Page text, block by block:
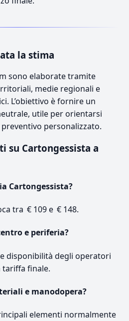
la stima
sono elaborate tramite
medie regionali e
L’obiettivo è fornire un
utile per orientarsi
personalizzato.
su Cartongessista a
Cartongessista?
tra € 109 e € 148.
e periferia?
disponibilità degli operatori
tariffa finale.
e manodopera?
elementi normalmente